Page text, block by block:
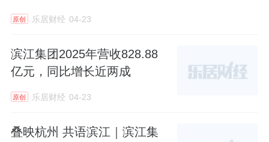
原创 乐居财经 04-23
滨江集团2025年营收828.88
亿元，同比增长近两成
原创 乐居财经 04-23
叠映杭州 共语滨江｜滨江集